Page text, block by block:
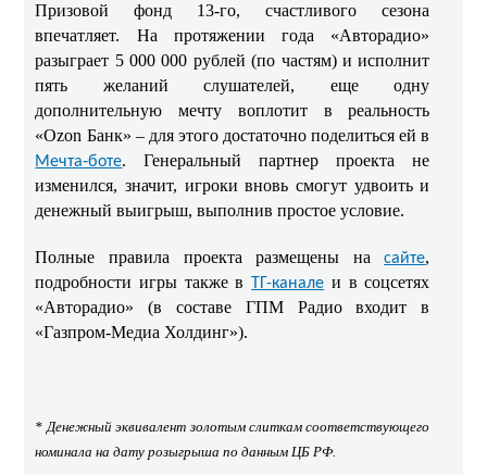
Призовой фонд 13-го, счастливого сезона
впечатляет. На протяжении года «Авторадио»
разыграет 5 000 000 рублей (по частям) и исполнит
пять желаний слушателей, еще одну
дополнительную мечту воплотит в реальность
«Ozon Банк» – для этого достаточно поделиться ей в
Мечта‑боте. Генеральный партнер проекта не
изменился, значит, игроки вновь смогут удвоить и
денежный выигрыш, выполнив простое условие.
Полные правила проекта размещены насайте,
подробности игры также вТГ-канале и в соцсетях
«Авторадио» (в составе ГПМ Радио входит в
«Газпром-Медиа Холдинг»).
* Денежный эквивалент золотым слиткам соответствующего
номинала на дату розыгрыша по данным ЦБ РФ.